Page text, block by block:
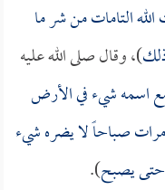
التامات من شر ما
)، وقال صلى الله عليه
اسمه شيء في الأرض
مرات صباحاً لا يضره شيء
حتى يصبح).